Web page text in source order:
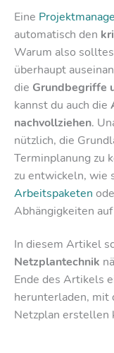
Eine
automatisch den
Warum also
überhaupt
die Grundbegriffe
kannst du auch die
nachvollziehen.
nützlich, die
Terminplanung zu
zu entwickeln, wie
Arbeitspaketen
Abhängigkeiten
In diesem Artikel
Netzplantechnik
Ende des Artikels
herunterladen, mit
Netzplan erstellen